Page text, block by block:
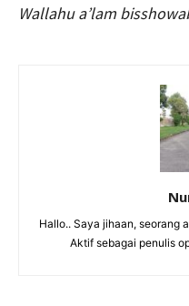
Wallahu a’lam
Hallo.. Saya jihaan, seorang
Aktif sebagai penulis